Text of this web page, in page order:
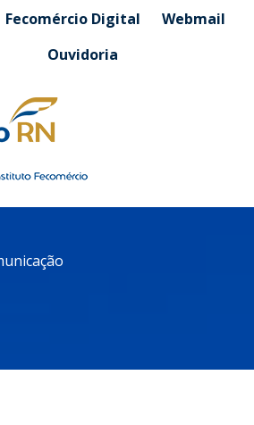
Fecomércio Digital
Webmail
Ouvidoria